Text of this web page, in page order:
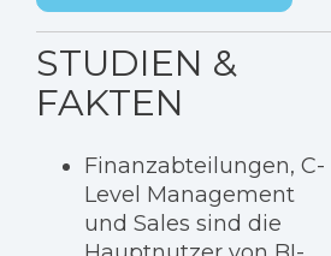
STUDIEN &
FAKTEN
Finanzabteilungen, C-
Level Management
und Sales sind die